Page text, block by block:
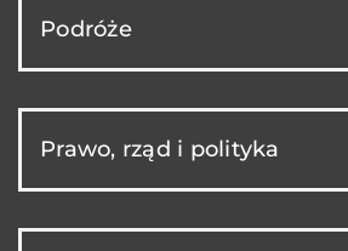
Podróże
Prawo, rząd i polityka